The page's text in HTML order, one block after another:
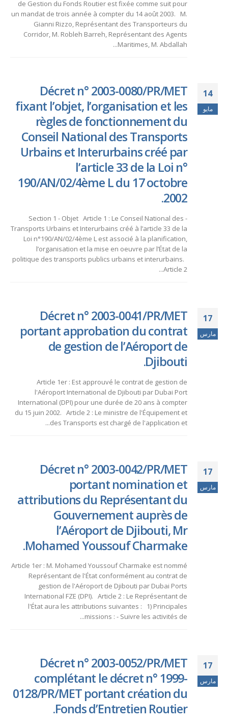
de Gestion du Fonds Routier est fixée comme suit pour
un mandat de trois année à compter du 14 août 2003. M.
Gianni Rizzo, Représentant des Transporteurs du
Corridor, M. Robleh Barreh, Représentant des Agents
Maritimes, M. Abdallah...
14
مايو
Décret n° 2003-0080/PR/MET
fixant l’objet, l’organisation et les
règles de fonctionnement du
Conseil National des Transports
Urbains et Interurbains créé par
l’article 33 de la Loi n°
190/AN/02/4ème L du 17 octobre
2002.
- Section 1 - Objet Article 1 : Le Conseil National des
Transports Urbains et Interurbains créé à l’article 33 de la
Loi n°190/AN/02/4ème L est associé à la planification,
l’organisation et la mise en oeuvre par l’État de la
politique des transports publics urbains et interurbains.
Article 2...
17
مارس
Décret n° 2003-0041/PR/MET
portant approbation du contrat
de gestion de l’Aéroport de
Djibouti.
Article 1er : Est approuvé le contrat de gestion de
l'Aéroport International de Djibouti par Dubai Port
International (DPI) pour une durée de 20 ans à compter
du 15 juin 2002. Article 2 : Le ministre de l'Équipement et
des Transports est chargé de l'application et...
17
مارس
Décret n° 2003-0042/PR/MET
portant nomination et
attributions du Représentant du
Gouvernement auprès de
l’Aéroport de Djibouti, Mr
Mohamed Youssouf Charmake.
Article 1er : M. Mohamed Youssouf Charmake est nommé
Représentant de l'État conformément au contrat de
gestion de l'Aéroport de Djibouti par Dubai Ports
International FZE (DPI). Article 2 : Le Représentant de
l'État aura les attributions suivantes : 1) Principales
missions : - Suivre les activités de...
17
مارس
Décret n° 2003-0052/PR/MET
complétant le décret n° 1999-
0128/PR/MET portant création du
Fonds d’Entretien Routier.